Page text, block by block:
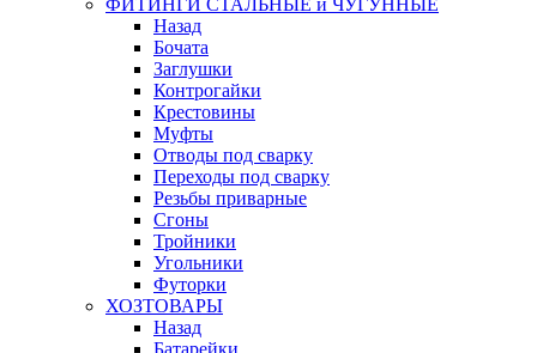
Назад
Бочата
Заглушки
Контрогайки
Крестовины
Муфты
Отводы под сварку
Переходы под сварку
Резьбы приварные
Сгоны
Тройники
Угольники
Футорки
ХОЗТОВАРЫ
Назад
Батарейки